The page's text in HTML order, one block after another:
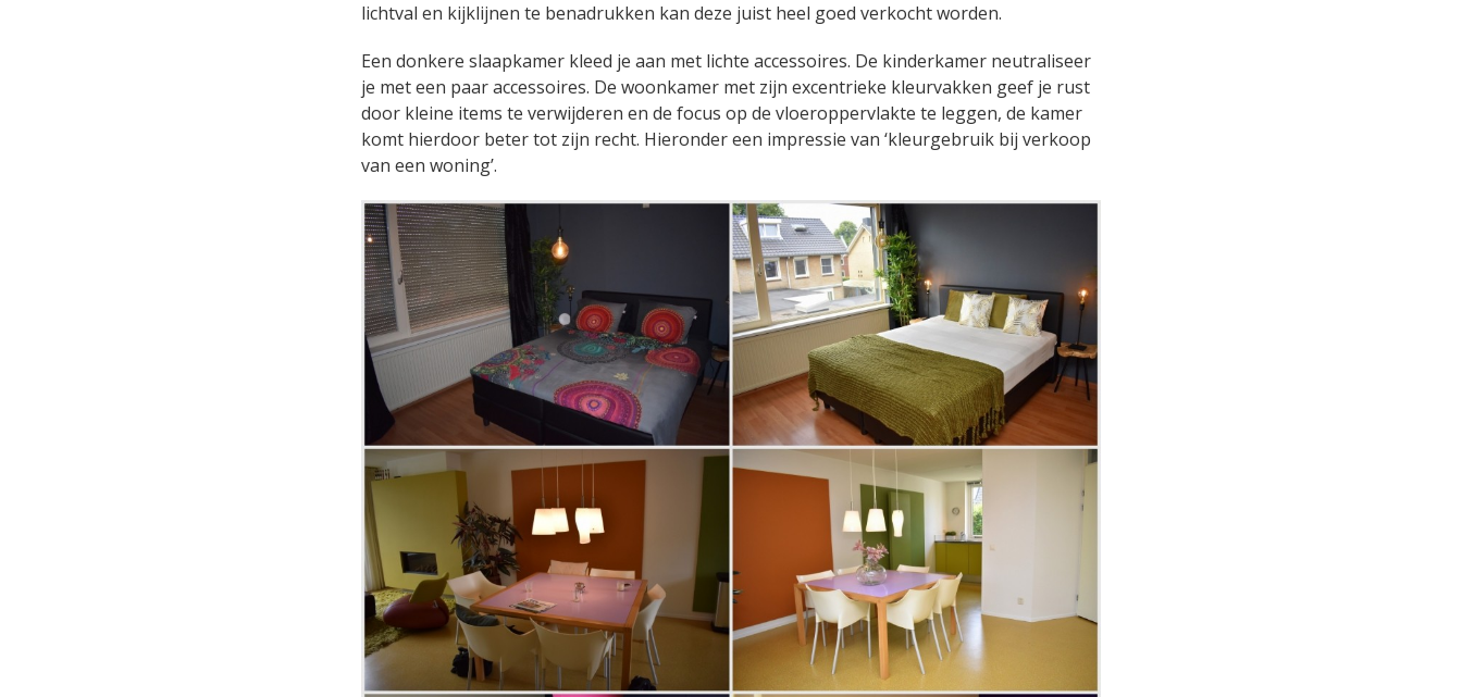
lichtval en kijklijnen te benadrukken kan deze juist heel goed verkocht worden.
Een donkere slaapkamer kleed je aan met lichte accessoires. De kinderkamer neutraliseer
je met een paar accessoires. De woonkamer met zijn excentrieke kleurvakken geef je rust
door kleine items te verwijderen en de focus op de vloeroppervlakte te leggen, de kamer
komt hierdoor beter tot zijn recht. Hieronder een impressie van ‘kleurgebruik bij verkoop
van een woning’.